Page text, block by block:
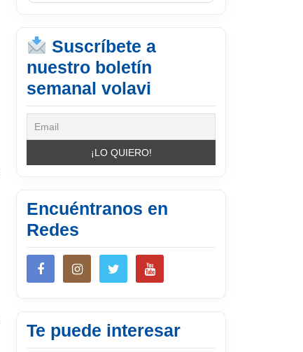
Suscríbete a
nuestro boletín
semanal volavi
Encuéntranos en
Redes
Te puede interesar